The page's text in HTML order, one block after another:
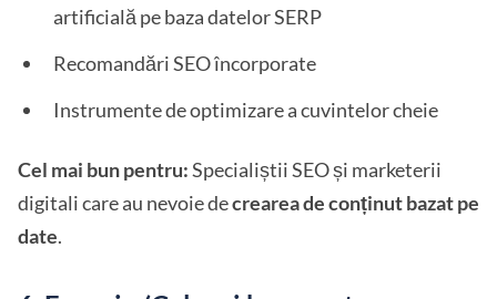
artificială pe baza datelor SERP
Recomandări SEO încorporate
Instrumente de optimizare a cuvintelor cheie
Cel mai bun pentru:Specialiștii SEO și marketerii
digitali care au nevoie decrearea de conținut bazat pe
date.